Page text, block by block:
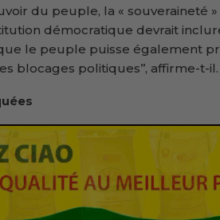
du peuple, la « souveraineté
démocratique devrait
le peuple puisse également
blocages politiques’’, affirme-t-il.